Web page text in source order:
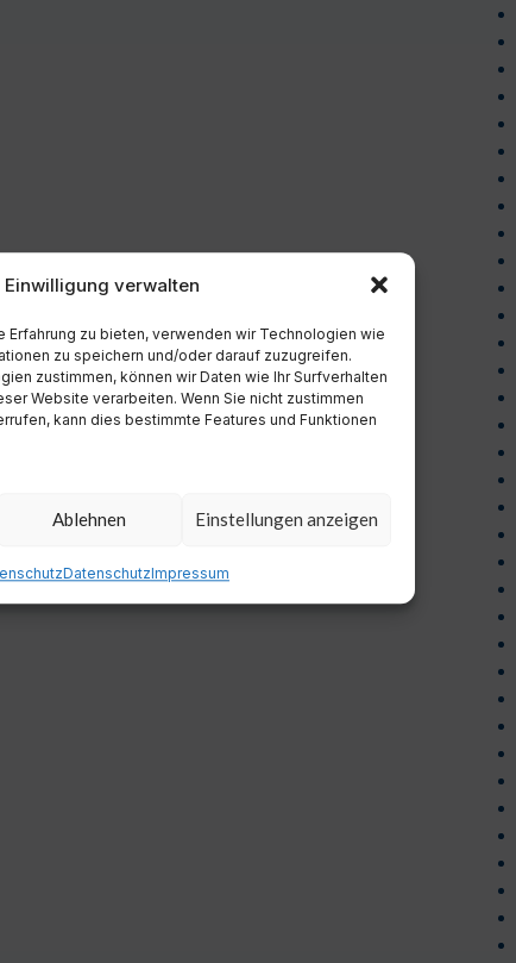
Einwilligung verwalten
Erfahrung zu bieten, verwenden wir Technologien wie
zu speichern und/oder darauf zuzugreifen.
zustimmen, können wir Daten wie Ihr Surfverhalten
Website verarbeiten. Wenn Sie nicht zustimmen
kann dies bestimmte Features und Funktionen
Ablehnen Einstellungen anzeigen
DatenschutzImpressum